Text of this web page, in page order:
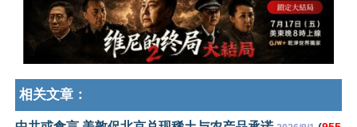
相关文章：